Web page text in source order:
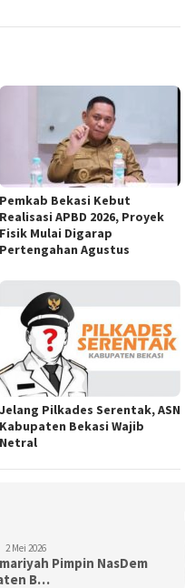
Pemkab Bekasi Kebut
Realisasi APBD 2026, Proyek
Fisik Mulai Digarap
Pertengahan Agustus
Jelang Pilkades Serentak, ASN
Kabupaten Bekasi Wajib
Netral
2 Mei 2026
Pimpin NasDem
B…